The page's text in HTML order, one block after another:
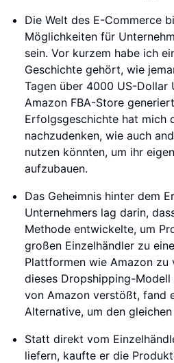
Die Welt des E-Commerce
Möglichkeiten für
sein. Vor kurzem habe ich
Geschichte gehört, wie
Tagen über 4000 US-Dollar
Amazon FBA-Store
Erfolgsgeschichte hat mich
nachzudenken, wie auch
nutzen könnten, um ihr
aufzubauen.
Das Geheimnis hinter dem
Unternehmers lag darin,
Methode entwickelte, um
großen Einzelhändler zu
Plattformen wie Amazon zu
dieses Dropshipping-
von Amazon verstößt, fand
Alternative, um den
Statt direkt vom
liefern, kaufte er die